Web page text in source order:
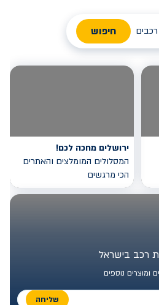
חיפוש
ירושלים מחכה לכם!
המסלולים המומלצים והאתרים
הכי מרגשים
נוספים
שליחה